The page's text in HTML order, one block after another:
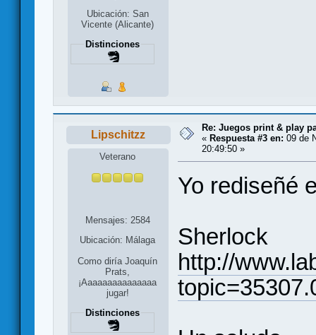
Ubicación: San
Vicente (Alicante)
Distinciones
Lipschitzz
Veterano
Mensajes: 2584
Ubicación: Málaga
Como diría Joaquín
Prats,
¡Aaaaaaaaaaaaaaa
jugar!
Distinciones
Re: Juegos print & play
« Respuesta #3 en: 09 de
20:49:50 »
Yo rediseñé
Sherlock
http://